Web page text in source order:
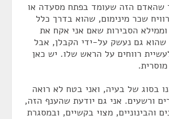
שהאדם הזה שעומד בפתח מסעדה או
שכר מינימום, שהוא בדרך כלל
וממילא הסבירות שאם אני אקח את
שהוא גם נעשק על-ידי הקבלן, אבל
רווחים על הראש שלו. יש כאן
בסוג של בעיה, ואני בטח לא רואה
ורשעים. אני גם יודעת שהענף הזה,
והבינוניים, מצוי בקשיים, ובמסגרת